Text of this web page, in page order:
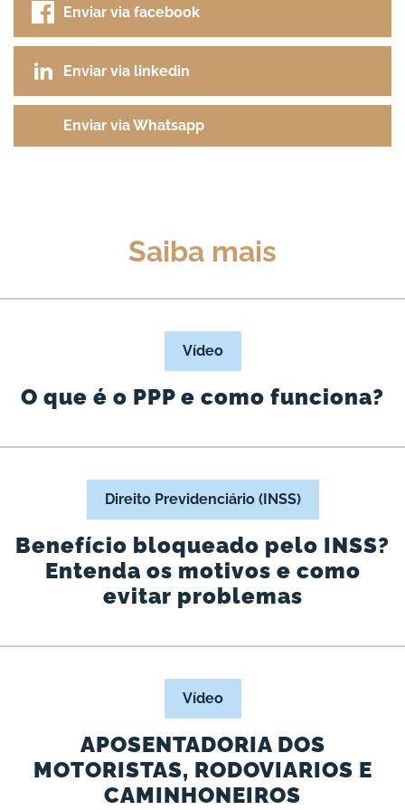
Enviar via facebook
Enviar via linkedin
Enviar via Whatsapp
Saiba mais
Vídeo
O que é o PPP e como funciona?
Direito Previdenciário (INSS)
Benefício bloqueado pelo INSS?
Entenda os motivos e como
evitar problemas
Vídeo
APOSENTADORIA DOS
MOTORISTAS, RODOVIARIOS E
CAMINHONEIROS